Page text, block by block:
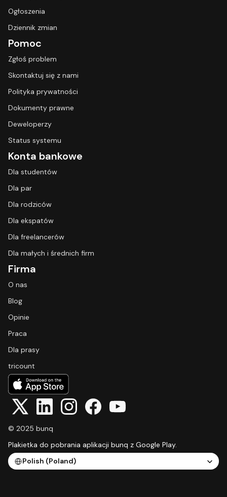
Ogłoszenia
Dziennik zmian
Pomoc
Zgłoś problem
Skontaktuj się z nami
Polityka prywatności
Dokumenty prawne
Deweloperzy
Status systemu
Konta bankowe
Dla studentów
Dla par
Dla rodziców
Dla ekspatów
Dla freelancerów
Dla małych i średnich firm
Firma
O nas
Blog
Opinie
Praca
Dla prasy
tricount
© 2025 bunq
Plakietka do pobrania aplikacji bunq z Google Play.
Select Language
Polish (Poland)